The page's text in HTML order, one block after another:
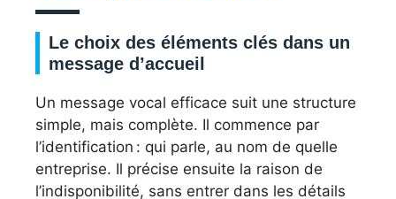
Le choix des éléments clés dans un
message d’accueil
Un message vocal efficace suit une structure
simple, mais complète. Il commence par
l’identification : qui parle, au nom de quelle
entreprise. Il précise ensuite la raison de
l’indisponibilité, sans entrer dans les détails